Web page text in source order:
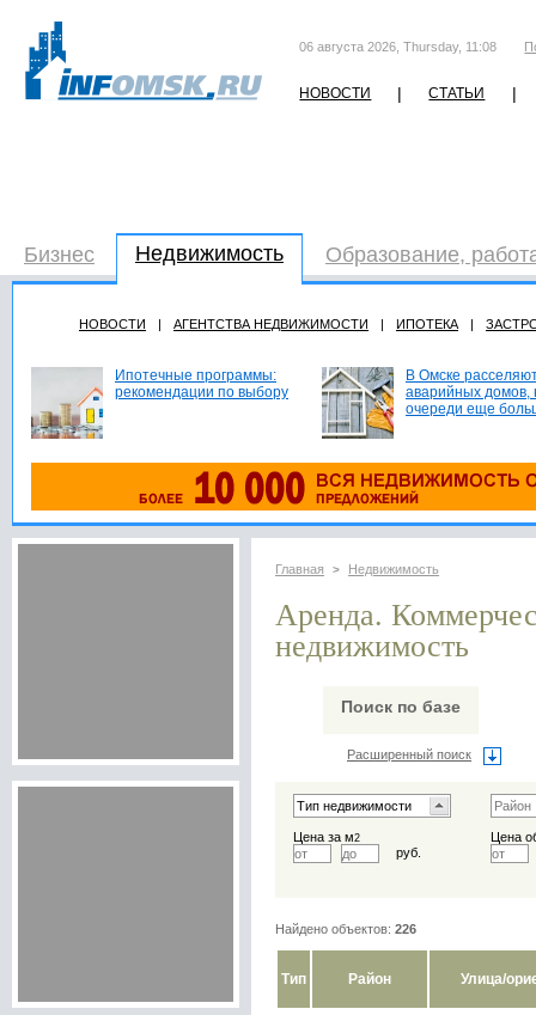
06 августа 2026, Thursday, 11:08
НОВОСТИ | СТАТЬИ |
Бизнес Недвижимость Образование,
НОВОСТИ | АГЕНТСТВА НЕДВИЖИМОСТИ | ИПОТЕКА |
Ипотечные программы:
рекомендации по выбору
В Омске
аварийных домов,
очереди еще
Главная > Недвижимость
Аренда.
недвижимость
Поиск по базе
Расширенный поиск
Цена за м2
руб.
Цена
Найдено объектов: 226
Тип Район Улица/